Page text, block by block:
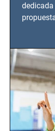
CDMX),
14 de
20:00